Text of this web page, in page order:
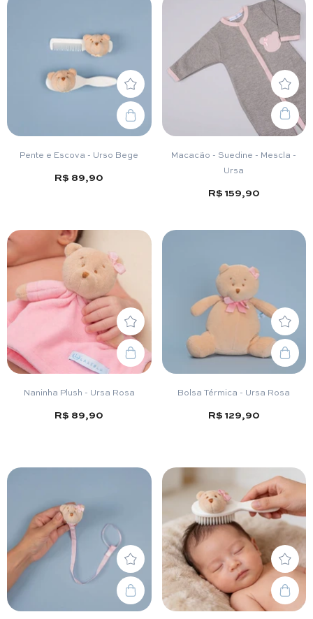
Pente e Escova - Urso Bege
R$ 89,90
Macacão - Suedine - Mescla -
Ursa
R$ 159,90
Naninha Plush - Ursa Rosa
R$ 89,90
Bolsa Térmica - Ursa Rosa
R$ 129,90